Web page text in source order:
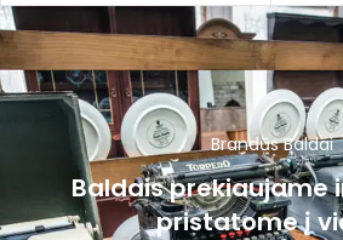
Brandūs Baldai
Baldais prekiaujame
pristatome į